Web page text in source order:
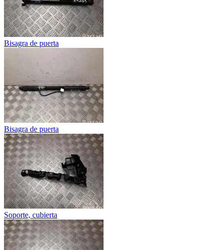
Bisagra de puerta
Bisagra de puerta
Soporte, cubierta